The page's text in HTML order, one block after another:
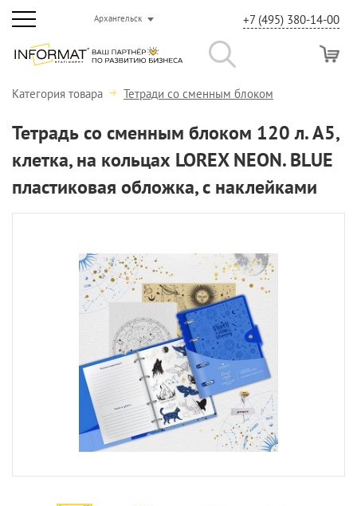
Архангельск +7 (495) 380-14-00
Категория товара Тетради со сменным блоком
Тетрадь со сменным блоком 120 л. А5,
клетка, на кольцах LOREX NEON. BLUE
пластиковая обложка, с наклейками